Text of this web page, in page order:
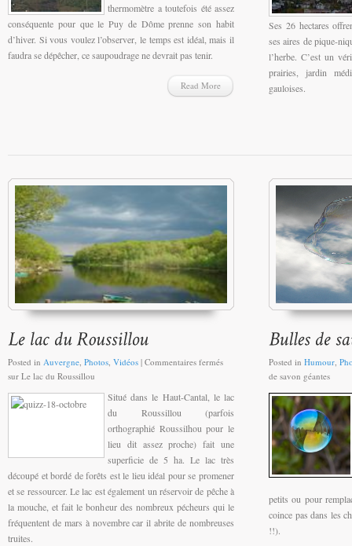
thermomètre a toutefois été assez
conséquente pour que le Puy de Dôme prenne son habit
d’hiver. Si vous voulez l’observer, le temps est idéal, mais il
faudra se dépêcher, ce saupoudrage ne devrait pas tenir.
Read More
Ses 26 hectares
ses aires de pique-
l’herbe. C’est un
prairies, jardin
gauloises.
Posted in Auvergne, Photos, Vidéos | Commentaires fermés
sur Le lac du Roussillou
Situé dans le Haut-Cantal, le lac
du Roussillou (parfois
orthographié Roussilhou pour le
lieu dit assez proche) fait une
superficie de 5 ha. Le lac très
découpé et bordé de forêts est le lieu idéal pour se promener
et se ressourcer. Le lac est également un réservoir de pêche à
la mouche, et fait le bonheur des nombreux pécheurs qui le
fréquentent de mars à novembre caril abrite de nombreuses
truites.
Posted in Humour,
de savon géantes
petits ou pour
coince pas dans les
!!).